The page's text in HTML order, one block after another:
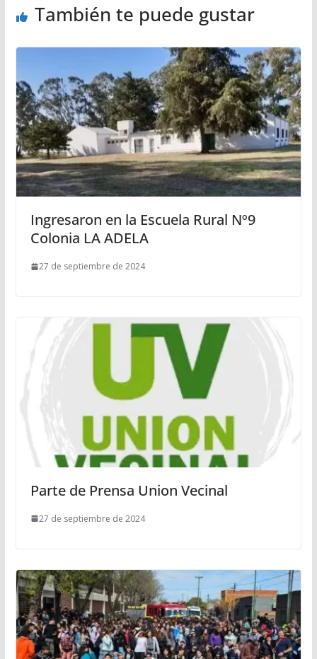
También te puede gustar
Ingresaron en la Escuela Rural Nº9
Colonia LA ADELA
27 de septiembre de 2024
Parte de Prensa Union Vecinal
27 de septiembre de 2024